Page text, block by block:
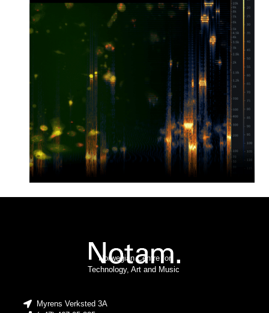
Norwegian Centre for
Technology, Art and Music
Myrens Verksted 3A